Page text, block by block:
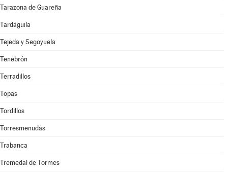
Tarazona de Guareña
Tardáguila
Tejeda y Segoyuela
Tenebrón
Terradillos
Topas
Tordillos
Torresmenudas
Trabanca
Tremedal de Tormes